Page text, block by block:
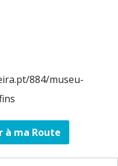
884/museu-
à ma Route